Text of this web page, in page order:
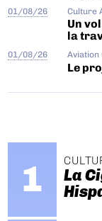
01/08/26 Culture
Un
la
01/08/26 Aviation
Le
La